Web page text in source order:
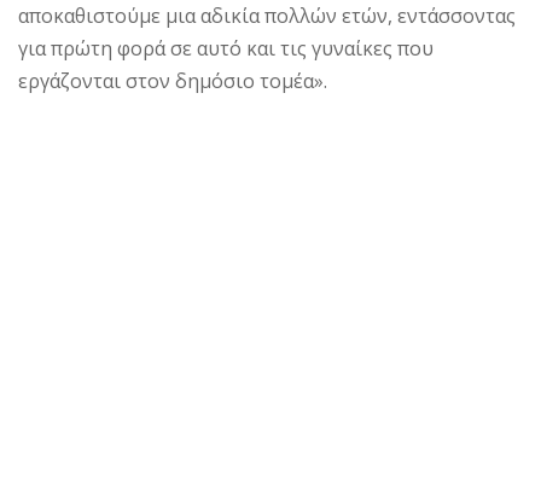
αποκαθιστούμε μια αδικία πολλών ετών, εντάσσοντας
για πρώτη φορά σε αυτό και τις γυναίκες που
εργάζονται στον δημόσιο τομέα».